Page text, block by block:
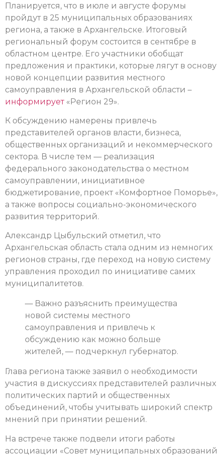
Планируется, что в июле и августе форумы
пройдут в 25 муниципальных образованиях
региона, а также в Архангельске. Итоговый
региональный форум состоится в сентябре в
областном центре. Его участники обобщат
предложения и практики, которые лягут в основу
новой концепции развития местного
самоуправления в Архангельской области –
информирует«Регион 29».
К обсуждению намерены привлечь
представителей органов власти, бизнеса,
общественных организаций и некоммерческого
сектора. В числе тем — реализация
федерального законодательства о местном
самоуправлении, инициативное
бюджетирование, проект «Комфортное Поморье»,
а также вопросы социально-экономического
развития территорий.
Александр Цыбульский отметил, что
Архангельская область стала одним из немногих
регионов страны, где переход на новую систему
управления проходил по инициативе самих
муниципалитетов.
— Важно разъяснить преимущества
новой системы местного
самоуправления и привлечь к
обсуждению как можно больше
жителей, — подчеркнул губернатор.
Глава региона также заявил о необходимости
участия в дискуссиях представителей различных
политических партий и общественных
объединений, чтобы учитывать широкий спектр
мнений при принятии решений.
На встрече также подвели итоги работы
ассоциации «Совет муниципальных образований